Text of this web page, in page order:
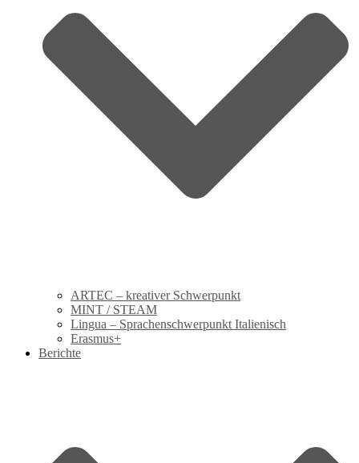
ARTEC – kreativer Schwerpunkt
MINT / STEAM
Lingua – Sprachenschwerpunkt Italienisch
Erasmus+
Berichte